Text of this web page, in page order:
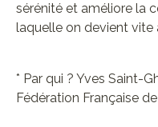
sérénité et améliore la
laquelle on devient vite
* Par qui ? Yves Saint-
Fédération Française